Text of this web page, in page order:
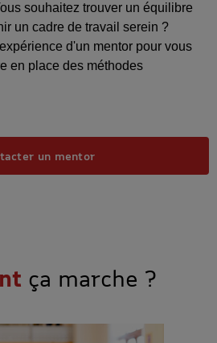
souhaitez trouver un équilibre
un cadre de travail serein ?
d'un mentor pour vous
en place des méthodes
un mentor
ça marche ?